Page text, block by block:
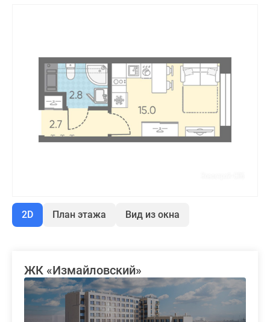
2D План этажа Вид из окна
ЖК «Измайловский»